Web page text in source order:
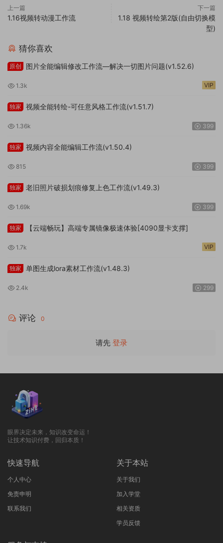
上一篇
1.16视频转动漫工作流
下一篇
1.18 视频转绘第2版(自由切换模
型)
猜你喜欢
原创 图片全能编辑修改工作流—解决一切图片问题(v1.52.6)
1.3k VIP
独家 视频全能转绘-可任意风格工作流(v1.51.7)
1.36k 399
独家 视频内容全能编辑工作流(v1.50.4)
815 399
独家 老旧照片破损划痕修复上色工作流(v1.49.3)
1.69k 399
独家 【云端畅玩】高端专属镜像极速体验[4090显卡支撑]
1.7k VIP
独家 单图生成lora素材工作流(v1.48.3)
2.4k 299
评论 0
请先 登录
眼界决定未来，知识改变命运！
让技术知识付费，回归本质！
快速导航
个人中心
免责申明
联系我们
关于本站
关于我们
加入学堂
相关资质
学员反馈